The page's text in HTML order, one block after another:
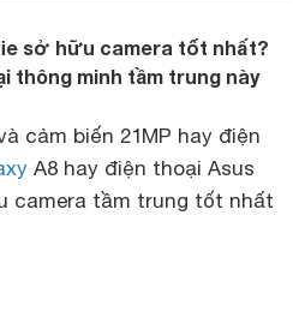
sở hữu camera tốt nhất?
thông minh tầm trung này
cảm biến 21MP hay điện
A8 hay điện thoại Asus
camera tầm trung tốt nhất